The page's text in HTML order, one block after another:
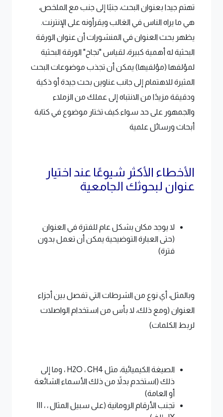
تهتم جيدا بعنوان البحث، جنبًا إلى جنب مع الملخص،
هي ما يراه الناس في الغالب ويقرأونه على الإنترنت.
يظهر بحث العنوان في المنشورات أن عنوان الورقة
البحثية له أهمية كبيرة، لقياس "نجاح" الورقة البحثية
لمؤلفها (مؤلفيها) يمكن أن تجذب موضوعات البحث
المثيرة للاهتمام إلى جانب عناوين بحث جيدة أو ذكية
ودقيقة مزيدًا من الانتباه إلى عملك من الزملاء
والجمهور على حد سواء.كيف تختار موضوع في كتابة
أبحاث ورسائل علمية
الأخطاء الأكثر شيوعًا عند اختيار
عنوان لبحوثك الجامعية
لا يوجد مكان بشكل عام للفترة في العنوان
(حتى العبارة التوضيحية يمكن أن تعمل بدون
فترة)
وبالمثل، أي نوع من الشرطات التي تفصل بين أجزاء
العنوان (ومع ذلك، لا بأس من استخدام الواصلات
لربط الكلمات)
الصيغة الكيميائية، مثل H2O ، CH4 ، وما إلى
ذلك (استخدم بدلاً من ذلك الأسماء الشائعة
أو العامة)
تجنب الأرقام الرومانية (على سبيل المثال ، III ،